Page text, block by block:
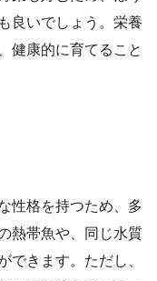
良いでしょう。栄養
健康的に育てること
性格を持つため、多
熱帯魚や、同じ水質
できます。ただし、